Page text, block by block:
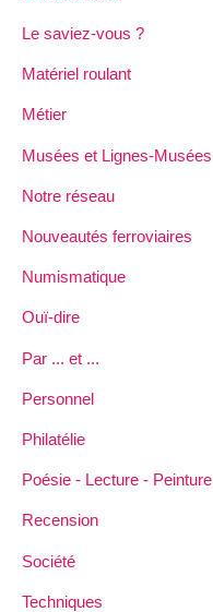
Le saviez-vous ?
Matériel roulant
Métier
Musées et Lignes-Musées
Notre réseau
Nouveautés ferroviaires
Numismatique
Ouï-dire
Par ... et ...
Personnel
Philatélie
Poésie - Lecture - Peinture
Recension
Société
Techniques